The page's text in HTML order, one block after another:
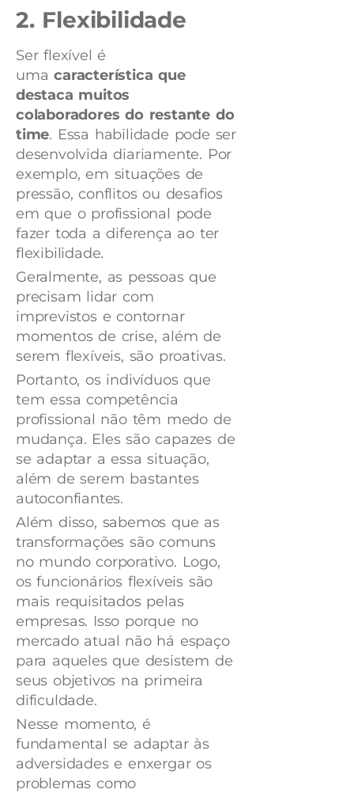
2. Flexibilidade
Ser flexível é
umacaracterística que
destaca muitos
colaboradores do restante do
time. Essa habilidade pode ser
desenvolvida diariamente. Por
exemplo, em situações de
pressão, conflitos ou desafios
em que o profissional pode
fazer toda a diferença ao ter
flexibilidade.
Geralmente, as pessoas que
precisam lidar com
imprevistos e contornar
momentos de crise, além de
serem flexíveis, são proativas.
Portanto, os indivíduos que
tem essa competência
profissional não têm medo de
mudança. Eles são capazes de
se adaptar a essa situação,
além de serem bastantes
autoconfiantes.
Além disso, sabemos que as
transformações são comuns
no mundo corporativo. Logo,
os funcionários flexíveis são
mais requisitados pelas
empresas. Isso porque no
mercado atual não há espaço
para aqueles que desistem de
seus objetivos na primeira
dificuldade.
Nesse momento, é
fundamental se adaptar às
adversidades e enxergar os
problemas como